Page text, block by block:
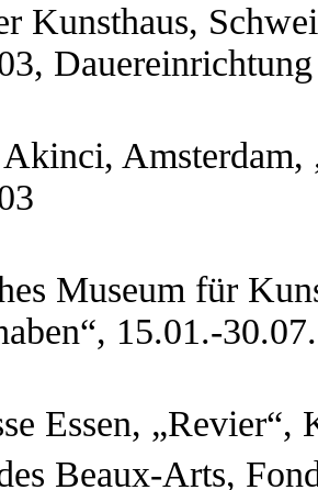
Kunsthaus,
Amsterdam,
Museum für
15.01.-
Essen,
Beaux-Arts,